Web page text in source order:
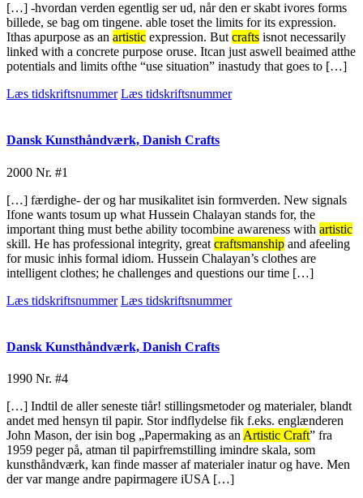
[…] -hvordan verden egentlig ser ud, når den er skabt ivores forms
billede, se bag om tingene. able toset the limits for its expression.
Ithas apurpose as an artistic expression. But crafts isnot necessarily
linked with a concrete purpose oruse. Itcan just aswell beaimed atthe
potentials and limits ofthe “use situation” inastudy that goes to […]
Læs tidskriftsnummer Læs tidskriftsnummer
Dansk Kunsthåndværk, Danish Crafts
2000 Nr. #1
[…] færdighe- der og har musikalitet isin formverden. New signals
Ifone wants tosum up what Hussein Chalayan stands for, the
important thing must bethe ability tocombine awareness with artistic
skill. He has professional integrity, great craftsmanship and afeeling
for music inhis formal idiom. Hussein Chalayan’s clothes are
intelligent clothes; he challenges and questions our time […]
Læs tidskriftsnummer Læs tidskriftsnummer
Dansk Kunsthåndværk, Danish Crafts
1990 Nr. #4
[…] Indtil de aller seneste tiår! stillingsmetoder og materialer, blandt
andet med hensyn til papir. Stor indflydelse fik f.eks. englænderen
John Mason, der isin bog „Papermaking as an Artistic Craft” fra
1959 peger på, atman til papirfremstilling imindre skala, som
kunsthåndværk, kan finde masser af materialer inatur og have. Men
der var mange andre papirmagere iUSA […]